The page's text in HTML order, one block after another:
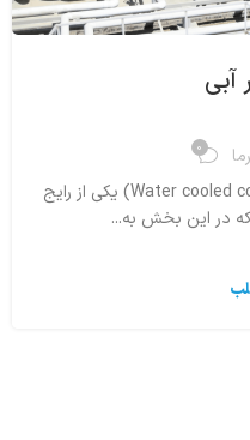
آبی
0
کندانسور آبی یا آب خنک (Water cooled condenser) یکی از رایج
که در این بخش به...